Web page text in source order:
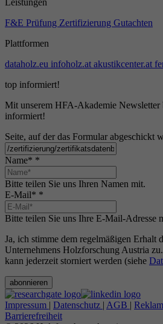
Leistungen
F&E Prüfung Zertifizierung Gutachten
Plattformen
dataholz.eu infoholz.at akustikcenter.at
top informiert!
Mit unserem HFA-Akademie Newsletter
informiert!
Seite, auf der das Formular abgeschickt
Name* *
Bitte teilen Sie uns Ihren Namen mit.
E-Mail* *
Bitte teilen Sie uns Ihre E-Mail-Adresse
Ja, ich stimme dem regelmäßigen Erhalt
Unternehmens Holzforschung Austria
kann jederzeit storniert werden (siehe
abonnieren
Impressum | Datenschutz | AGB |
Barrierefreiheit